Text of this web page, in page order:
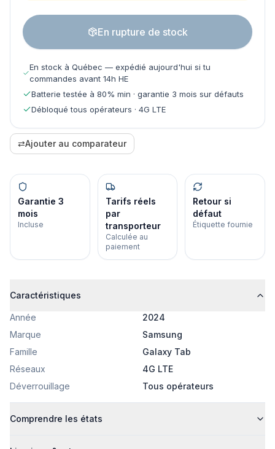
En rupture de stock
En stock à Québec — expédié aujourd'hui si tu
commandes avant 14h HE
Batterie testée à 80% min · garantie 3 mois sur défauts
Débloqué tous opérateurs · 4G LTE
⇄Ajouter au comparateur
Garantie 3
mois
Incluse
Tarifs réels
par
transporteur
Calculée au
paiement
Retour si
défaut
Étiquette fournie
Caractéristiques
Année
2024
Marque
Samsung
Famille
Galaxy Tab
Réseaux
4G LTE
Déverrouillage
Tous opérateurs
Comprendre les états